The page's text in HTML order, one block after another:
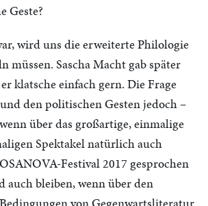
Geste?
wird uns die erweiterte Philologie
müssen. Sascha Macht gab später
klatsche einfach gern. Die Frage
den politischen Gesten jedoch –
über das großartige, einmalige
Spektakel natürlich auch
Festival 2017 gesprochen
auch bleiben, wenn über den